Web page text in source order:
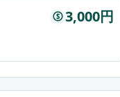
$ 3,000円